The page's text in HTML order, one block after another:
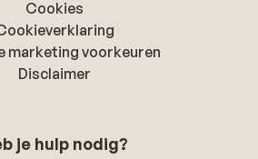
Cookies
marketing voorkeuren
Disclaimer
je hulp nodig?